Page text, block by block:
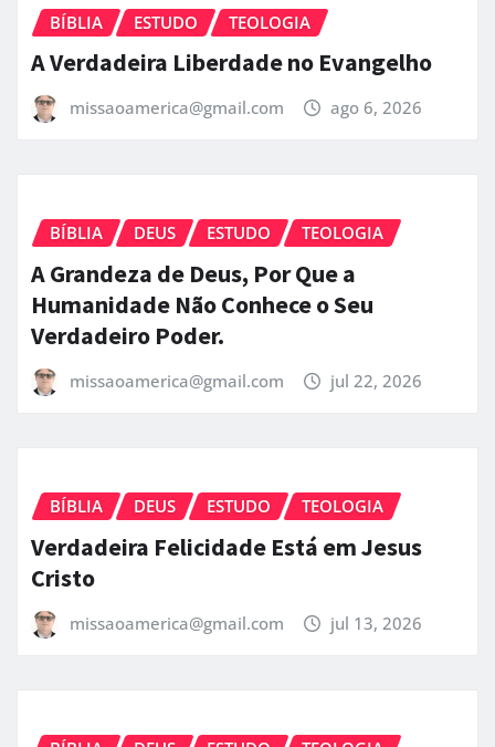
BÍBLIA ESTUDO TEOLOGIA
A Verdadeira Liberdade no Evangelho
missaoamerica@gmail.com ago 6, 2026
BÍBLIA DEUS ESTUDO TEOLOGIA
A Grandeza de Deus, Por Que a
Humanidade Não Conhece o Seu
Verdadeiro Poder.
missaoamerica@gmail.com jul 22, 2026
BÍBLIA DEUS ESTUDO TEOLOGIA
Verdadeira Felicidade Está em Jesus
Cristo
missaoamerica@gmail.com jul 13, 2026